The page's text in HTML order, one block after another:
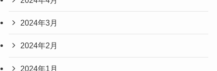
2024年3月
2024年2月
2024年1月